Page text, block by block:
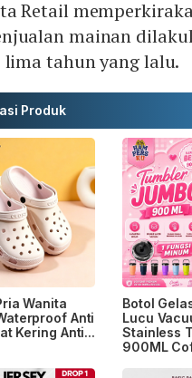
Retail
mainan
lima tahun yang lalu.
Produk
Wanita
Anti
Kering Anti...
Botol
Lucu
Stainless
900ML